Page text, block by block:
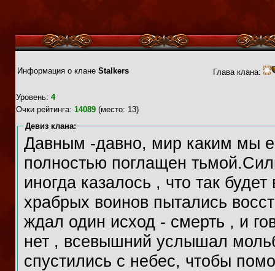
Информация о клане Stalkers Глава клана:
Уровень: 4
Очки рейтинга: 14089 (место: 13)
Девиз клана:
Давным -давно, мир каким мы
полностью поглащен
иногда казалось , что так
храбрых воинов пытались
ждал один исход - смерть , и
нет , всевышний услышал
спустились с небес, чтобы